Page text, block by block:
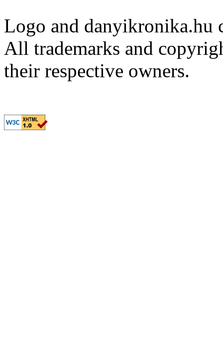
Logo and
All trademarks and
their respective owners.